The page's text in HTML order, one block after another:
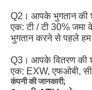
Q2। आपके भुगतान की
एक: टी / टी 30%
भुगतान करने से पहले
Q3। आपके वितरण की
एक: EXW, एफओबी,
कंपनी की जानकारी;